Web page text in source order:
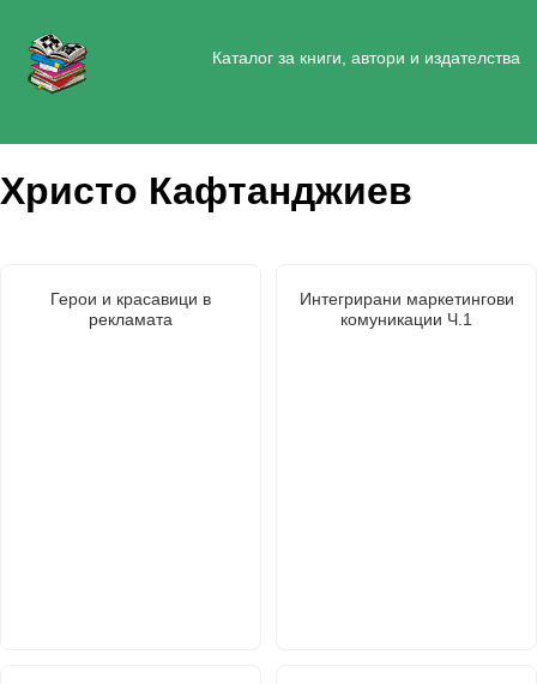
Каталог за книги, автори и издателства
Христо Кафтанджиев
Герои и красавици в
рекламата
Интегрирани маркетингови
комуникации Ч.1